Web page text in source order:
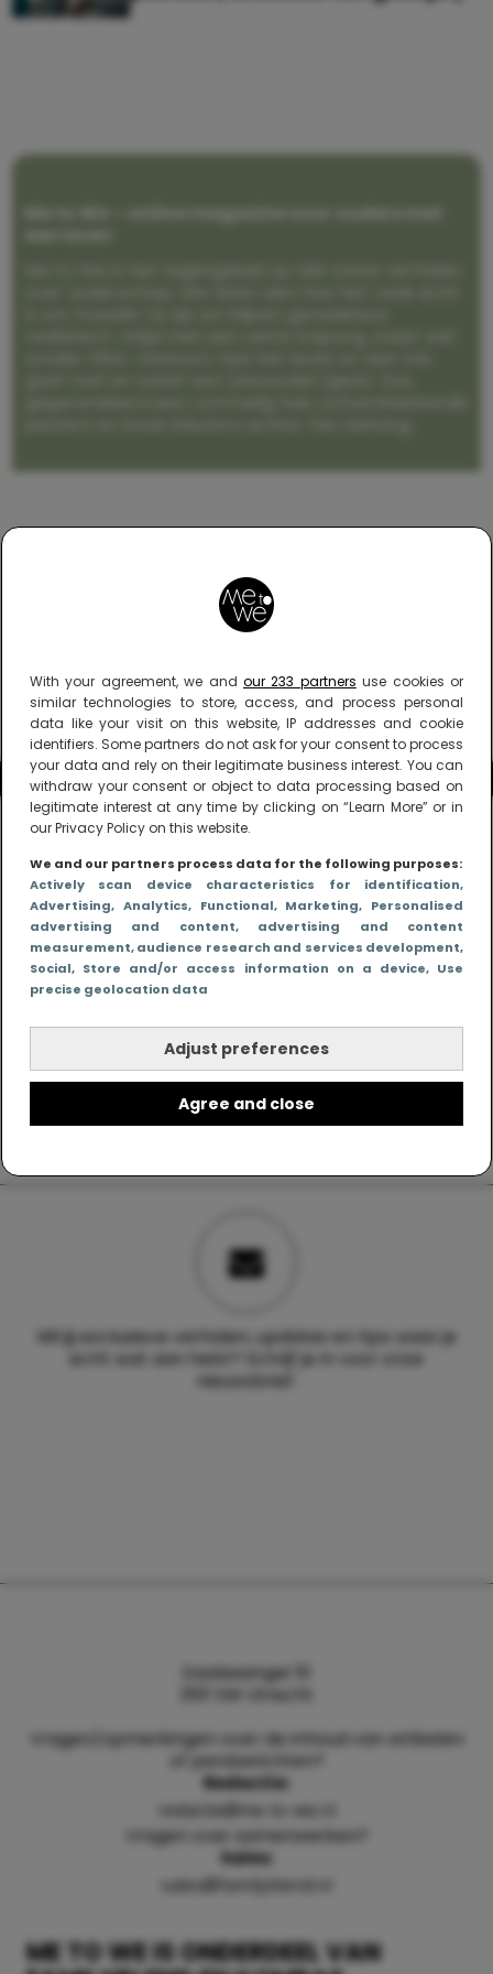
With your agreement, we and our 233 partners use cookies or
similar technologies to store, access, and process personal
data like your visit on this website, IP addresses and cookie
identifiers. Some partners do not ask for your consent to process
your data and rely on their legitimate business interest. You can
withdraw your consent or object to data processing based on
legitimate interest at any time by clicking on “Learn More” or in
our Privacy Policy on this website.
We and our partners process data for the following purposes:
Actively scan device characteristics for identification,
Advertising, Analytics, Functional, Marketing, Personalised
advertising and content, advertising and content
measurement, audience research and services development,
Social, Store and/or access information on a device, Use
precise geolocation data
Adjust preferences
Agree and close
Me to We – online magazine voor ouders met
Wil jij exclusieve verhalen, updates en tips waar je
echt wat aan hebt? Schrijf je in voor onze
nieuwsbrief.
ME TO WE IS ONDERDEEL VAN
Daalsesingel 51
3511 SW Utrecht
Vragen/opmerkingen over de inhoud van artikelen
of persberichten?
Redactie:
redactie@me-to-we.nl
Vragen over samenwerken?
Sales:
sales@familyblend.nl